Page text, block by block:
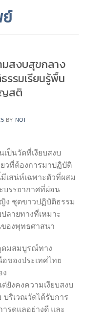
สงบสุขกลาง
รรมเรียนรู้พื้น
ญสติ
BY NOI
ป็นวัดที่เงียบสงบ
วที่ต้องการมาปฏิบัติ
เสน่ห์เฉพาะตัวที่ผสม
บรรยากาศที่ผ่อน
ง ชุดขาวปฏิบัติธรรม
ลายทางที่เหมาะ
องพุทธศาสนา
ดมสมบูรณ์ทาง
ของประเทศไทย
ง
ยังคงความเงียบสงบ
บริเวณวัดได้รับการ
รดูแลอย่างดี และ